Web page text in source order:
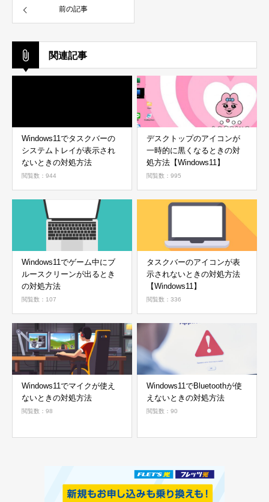
前の記事
関連記事
Windows11でタスクバーの
システムトレイが表示され
ないときの対処方法
閲覧数：944
デスクトップのアイコンが
一時的に黒くなるときの対
処方法【Windows11】
閲覧数：995
Windows11でゲーム中にブ
ルースクリーンが出るとき
の対処方法
閲覧数：107
タスクバーのアイコンが表
示されないときの対処方法
【Windows11】
閲覧数：336
Windows11でマイクが使え
ないときの対処方法
閲覧数：98
Windows11でBluetoothが使
えないときの対処方法
閲覧数：90